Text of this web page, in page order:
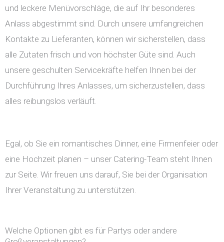
und leckere Menüvorschläge, die auf Ihr besonderes
Anlass abgestimmt sind. Durch unsere umfangreichen
Kontakte zu Lieferanten, können wir sicherstellen, dass
alle Zutaten frisch und von höchster Güte sind. Auch
unsere geschulten Servicekräfte helfen Ihnen bei der
Durchführung Ihres Anlasses, um sicherzustellen, dass
alles reibungslos verläuft.
Egal, ob Sie ein romantisches Dinner, eine Firmenfeier oder
eine Hochzeit planen – unser Catering-Team steht Ihnen
zur Seite. Wir freuen uns darauf, Sie bei der Organisation
Ihrer Veranstaltung zu unterstützen.
Welche Optionen gibt es für Partys oder andere